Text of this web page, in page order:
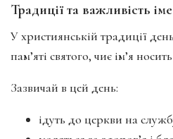
Традиції та важливість
У християнській традиції
пам’яті святого, чиє ім’я
Зазвичай в цей день:
ідуть до церкви на